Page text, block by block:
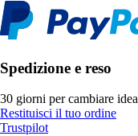
Spedizione e reso
30 giorni per cambiare idea
Restituisci il tuo ordine
Trustpilot